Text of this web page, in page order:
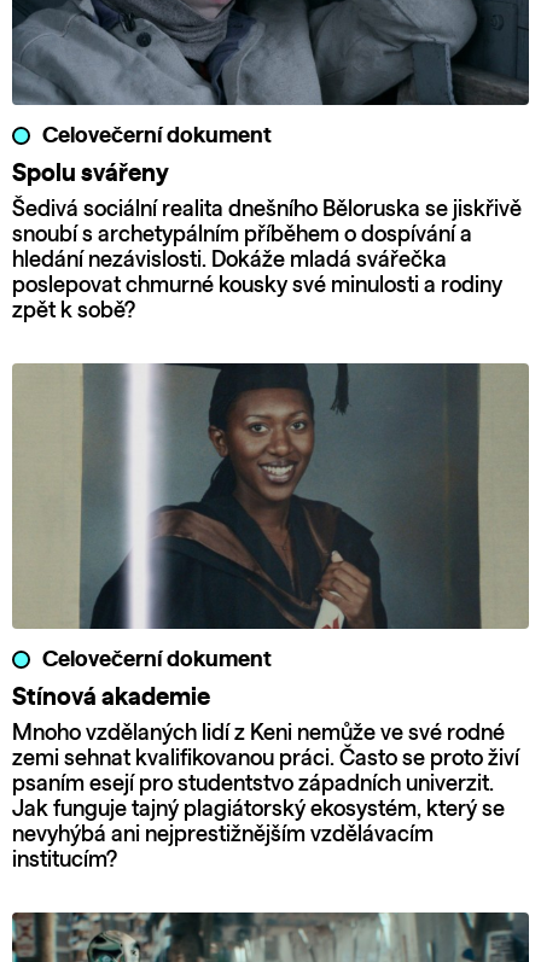
Celovečerní dokument
Spolu svářeny
Šedivá sociální realita dnešního Běloruska se jiskřivě
snoubí s archetypálním příběhem o dospívání a
hledání nezávislosti. Dokáže mladá svářečka
poslepovat chmurné kousky své minulosti a rodiny
zpět k sobě?
Celovečerní dokument
Stínová akademie
Mnoho vzdělaných lidí z Keni nemůže ve své rodné
zemi sehnat kvalifikovanou práci. Často se proto živí
psaním esejí pro studentstvo západních univerzit.
Jak funguje tajný plagiátorský ekosystém, který se
nevyhýbá ani nejprestižnějším vzdělávacím
institucím?